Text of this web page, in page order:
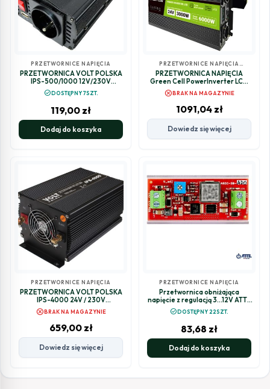
PRZETWORNICE NAPIĘCIA
PRZETWORNICA VOLT POLSKA
IPS-500/1000 12V/230V
check_circleDOSTĘPNY 7SZT.
119,00 zł
Dodaj do koszyka
PRZETWORNICE NAPIĘCIA
SAMOCHODOWE
PRZETWORNICA NAPIĘCIA
Green Cell PowerInverter LCD
24V / 230V 3000/6000W
CZYSTA SINUSOIDA
cancelBRAK NA MAGAZYNIE
1091,04 zł
Dowiedz się więcej
PRZETWORNICE NAPIĘCIA
PRZETWORNICA VOLT POLSKA
IPS-4000 24V / 230V
cancelBRAK NA MAGAZYNIE
659,00 zł
Dowiedz się więcej
PRZETWORNICE NAPIĘCIA
Przetwornica obniżająca
napięcie z regulacją 3...12V ATTE
ASDC-30-AD0-OF
check_circleDOSTĘPNY 22SZT.
83,68 zł
Dodaj do koszyka